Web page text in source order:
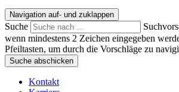
Navigation auf- und zuklappen
Suche
wenn mindestens 2 Zeichen eingegeben
Pfeiltasten, um durch die Vorschläge zu
Suche abschicken
Kontakt